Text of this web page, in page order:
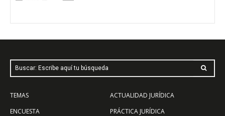
Buscar: Escribe aquí tu búsqueda
TEMAS
ENCUESTA
ACTUALIDAD JURÍDICA
PRÁCTICA JURÍDICA